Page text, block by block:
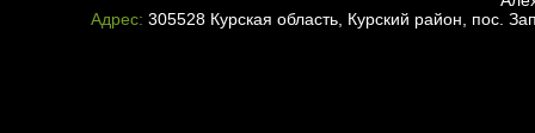
Адрес: 305528 Курская область, Курский район, пос.